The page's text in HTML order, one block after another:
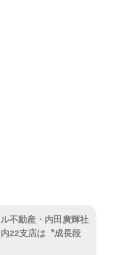
不動産・内田廣輝社
22支店は〝成長段